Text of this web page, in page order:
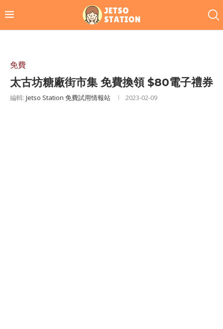
免費
太古坊糖廠街市集 免費換領 $80電子禮券
編輯: Jetso Station 免費試用情報站 2023-02-09